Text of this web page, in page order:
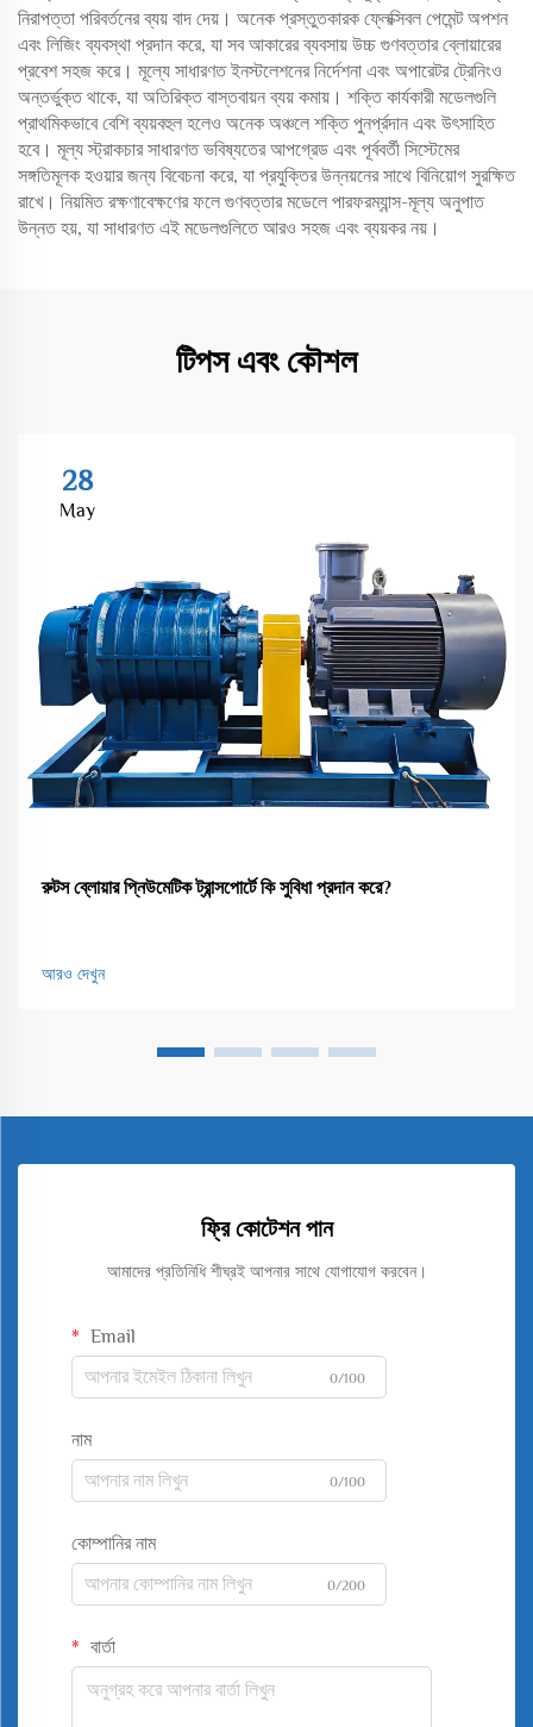
নিরাপত্তা পরিবর্তনের ব্যয় বাদ দেয়। অনেক প্রস্তুতকারক ফ্লেক্সিবল পেমেন্ট অপশন
এবং লিজিং ব্যবস্থা প্রদান করে, যা সব আকারের ব্যবসায় উচ্চ গুণবত্তার ব্লোয়ারের
প্রবেশ সহজ করে। মূল্যে সাধারণত ইনস্টলেশনের নির্দেশনা এবং অপারেটর ট্রেনিংও
অন্তর্ভুক্ত থাকে, যা অতিরিক্ত বাস্তবায়ন ব্যয় কমায়। শক্তি কার্যকারী মডেলগুলি
প্রাথমিকভাবে বেশি ব্যয়বহুল হলেও অনেক অঞ্চলে শক্তি পুনর্প্রদান এবং উৎসাহিত
হবে। মূল্য স্ট্রাকচার সাধারণত ভবিষ্যতের আপগ্রেড এবং পূর্ববর্তী সিস্টেমের
সঙ্গতিমূলক হওয়ার জন্য বিবেচনা করে, যা প্রযুক্তির উন্নয়নের সাথে বিনিয়োগ সুরক্ষিত
রাখে। নিয়মিত রক্ষণাবেক্ষণের ফলে গুণবত্তার মডেলে পারফরম্যান্স-মূল্য অনুপাত
উন্নত হয়, যা সাধারণত এই মডেলগুলিতে আরও সহজ এবং ব্যয়কর নয়।
টিপস এবং কৌশল
28
May
রুটস ব্লোয়ার প্নিউমেটিক ট্রান্সপোর্টে কি সুবিধা প্রদান করে?
আরও দেখুন
ফ্রি কোটেশন পান
আমাদের প্রতিনিধি শীঘ্রই আপনার সাথে যোগাযোগ করবেন।
Email
0/100
নাম
0/100
কোম্পানির নাম
0/200
বার্তা